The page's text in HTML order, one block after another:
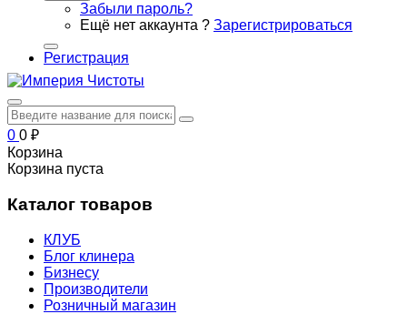
Забыли пароль?
Ещё нет аккаунта ? Зарегистрироваться
Регистрация
0 0 ₽
Корзина
Корзина пуста
Каталог товаров
КЛУБ
Блог клинера
Бизнесу
Производители
Розничный магазин